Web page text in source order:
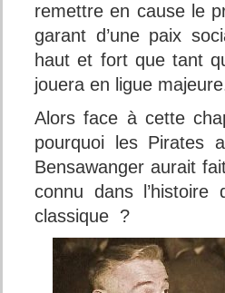
remettre en cause le
garant d’une paix
haut et fort que tant
jouera en ligue
Alors face à cette
pourquoi les Pirates
Bensawanger aurait
connu dans
classique ?